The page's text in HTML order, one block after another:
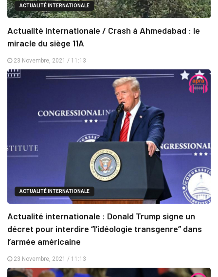
ACTUALITÉ INTERNATIONALE
Actualité internationale / Crash à Ahmedabad : le
miracle du siège 11A
23 Novembre, 2021 / 11:13
ACTUALITÉ INTERNATIONALE
Actualité internationale : Donald Trump signe un
décret pour interdire ‘’l’idéologie transgenre’’ dans
l’armée américaine
23 Novembre, 2021 / 11:13